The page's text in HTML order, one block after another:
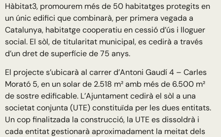
Hàbitat3, promourem més de 50 habitatges protegits en
un únic edifici que combinarà, per primera vegada a
Catalunya, habitatge cooperatiu en cessió d’ús i lloguer
social. El sòl, de titularitat municipal, es cedirà a través
d’un dret de superfície de 75 anys.
El projecte s’ubicarà al carrer d’Antoni Gaudí 4 – Carles
Morató 5, en un solar de 2.518 m² amb més de 6.500 m²
de sostre edificable. L’Ajuntament cedirà el sòl a una
societat conjunta (UTE) constituïda per les dues entitats.
Un cop finalitzada la construcció, la UTE es dissoldrà i
cada entitat gestionarà aproximadament la meitat dels